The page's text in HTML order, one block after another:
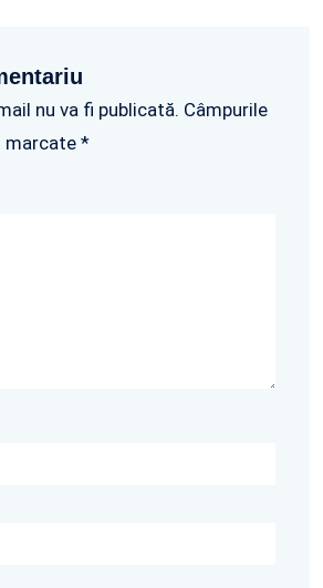
nu va fi publicată. Câmpurile
marcate *